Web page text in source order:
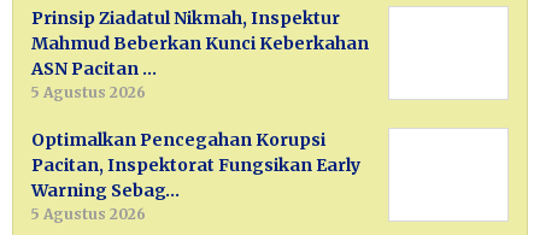
Prinsip Ziadatul Nikmah, Inspektur
Mahmud Beberkan Kunci Keberkahan
ASN Pacitan …
5 Agustus 2026
Optimalkan Pencegahan Korupsi
Pacitan, Inspektorat Fungsikan Early
Warning Sebag…
5 Agustus 2026